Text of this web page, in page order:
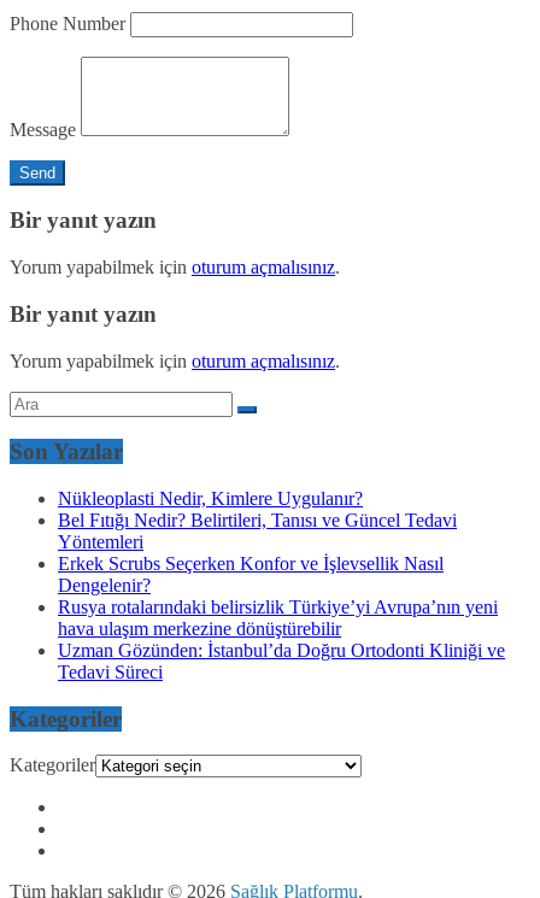
Phone Number
Message
Bir yanıt yazın
Yorum yapabilmek için oturum açmalısınız.
Bir yanıt yazın
Yorum yapabilmek için oturum açmalısınız.
Son Yazılar
Nükleoplasti Nedir, Kimlere Uygulanır?
Bel Fıtığı Nedir? Belirtileri, Tanısı ve Güncel Tedavi
Yöntemleri
Erkek Scrubs Seçerken Konfor ve İşlevsellik Nasıl
Dengelenir?
Rusya rotalarındaki belirsizlik Türkiye’yi Avrupa’nın yeni
hava ulaşım merkezine dönüştürebilir
Uzman Gözünden: İstanbul’da Doğru Ortodonti Kliniği ve
Tedavi Süreci
Kategoriler
Kategoriler
Tüm hakları saklıdır © 2026 Sağlık Platformu.